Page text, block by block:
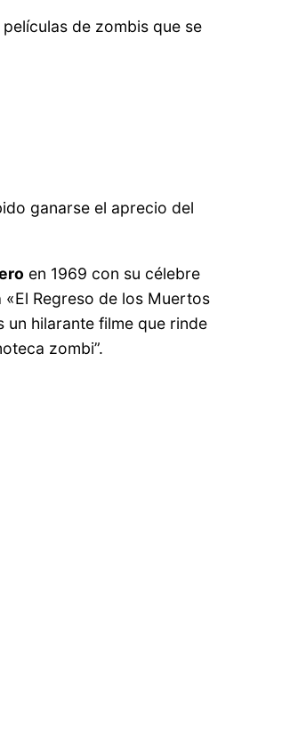
de zombis que se
ganarse el aprecio del
en 1969 con su célebre
Regreso de los Muertos
hilarante filme que rinde
zombi”.